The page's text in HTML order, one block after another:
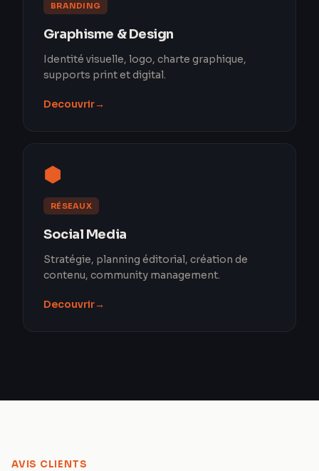
BRANDING
Graphisme & Design
Identité visuelle, logo, charte graphique,
supports print et digital.
Decouvrir→
⬢
RÉSEAUX
Social Media
Stratégie, planning éditorial, création de
contenu, community management.
Decouvrir→
AVIS CLIENTS